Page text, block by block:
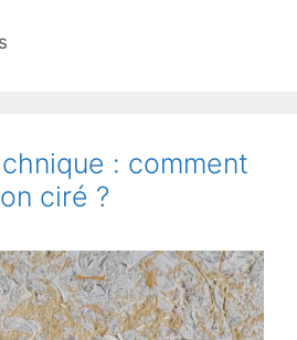
: comment
ciré ?